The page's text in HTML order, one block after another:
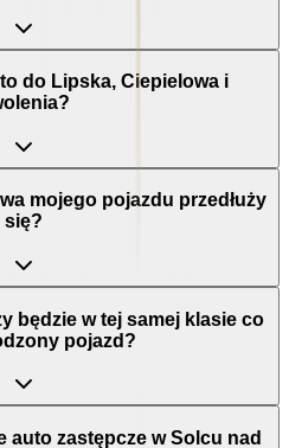
do Lipska, Ciepielowa i
mojego pojazdu przedłuży
się?
będzie w tej samej klasie co
pojazd?
zastępcze w Solcu nad